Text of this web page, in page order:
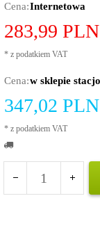
Cena:Internetowa
283,99
* z podatkiem VAT
Cena:w sklepie
347,02
* z podatkiem VAT